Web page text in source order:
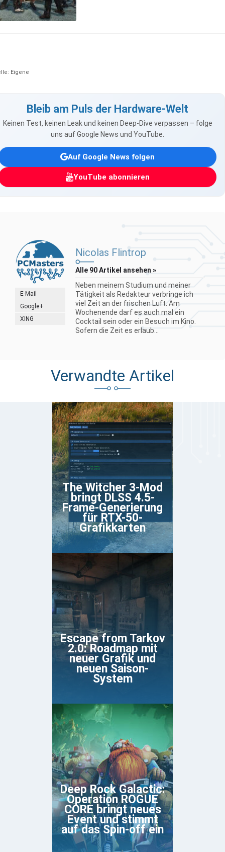
Eigene
Bleib am Puls der Hardware-Welt
Keinen Test, keinen Leak und keinen Deep-Dive verpassen – folge
uns auf Google News und YouTube.
Auf Google News folgen
YouTube abonnieren
E-Mail
Google+
XING
Nicolas Flintrop
Alle 90 Artikel ansehen »
Neben meinem Studium und meiner
Tätigkeit als Redakteur verbringe ich
viel Zeit an der frischen Luft. Am
Wochenende darf es auch mal ein
Cocktail sein oder ein Besuch im Kino.
Sofern die Zeit es erlaub...
Verwandte Artikel
The Witcher 3-Mod
bringt DLSS 4.5-
Frame-Generierung
für RTX-50-
Grafikkarten
Escape from Tarkov
2.0: Roadmap mit
neuer Grafik und
neuen Saison-
System
Deep Rock Galactic:
Operation ROGUE
CORE bringt neues
Event und stimmt
auf das Spin-off ein